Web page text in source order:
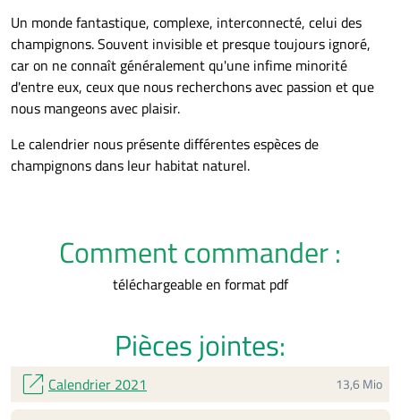
Un monde fantastique, complexe, interconnecté, celui des
champignons. Souvent invisible et presque toujours ignoré,
car on ne connaît généralement qu'une infime minorité
d'entre eux, ceux que nous recherchons avec passion et que
nous mangeons avec plaisir.
Le calendrier nous présente différentes espèces de
champignons dans leur habitat naturel.
Comment commander :
téléchargeable en format pdf
Pièces jointes:
open_in_new Calendrier 2021 13,6 Mio